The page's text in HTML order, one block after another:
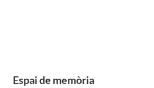
Espai de memòria